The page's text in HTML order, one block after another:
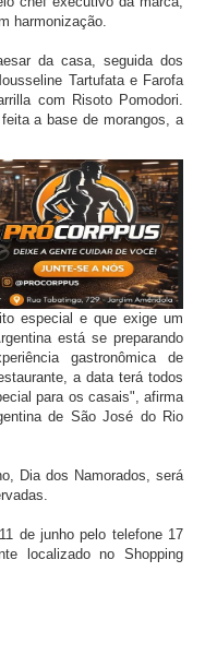
harmonização.
da casa, seguida dos
Tartufata e Farofa
com Risoto Pomodori.
a base de morangos, a
especial e que exige um
está se preparando
gastronômica de
a data terá todos
para os casais", afirma
de São José do Rio
Dia dos Namorados, será
de junho pelo telefone 17
localizado no Shopping